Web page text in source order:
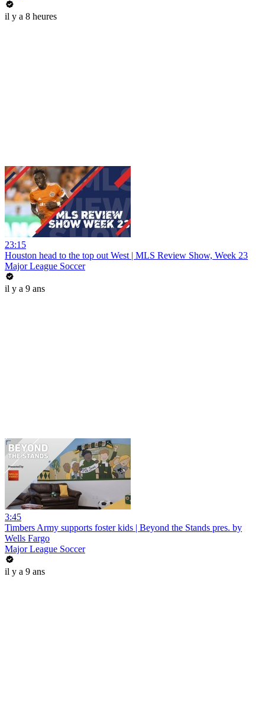
il y a 8 heures
23:15
Houston head to the top out West | MLS Review Show, Week 23
Major League Soccer
il y a 9 ans
3:45
Timbers Army supports foster kids | Beyond the Stands pres. by
Wells Fargo
Major League Soccer
il y a 9 ans